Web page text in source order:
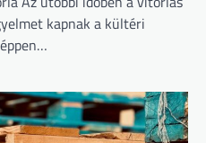
kapnak a kültéri